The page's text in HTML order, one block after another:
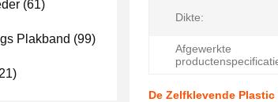
(61)
Plakband (99)
Dikte:
Afgewerkte
De Zelfklevende